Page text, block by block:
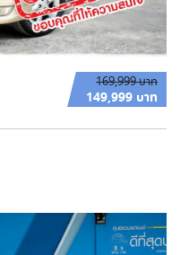
169,999 บาท
149,999 บาท